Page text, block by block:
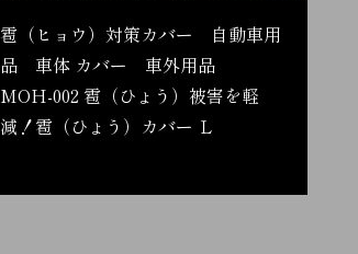
雹（ヒョウ）対策カバー 自動車用
品 車体 カバー 車外用品
MOH-002 雹（ひょう）被害を軽
減！雹（ひょう）カバー Ｌ